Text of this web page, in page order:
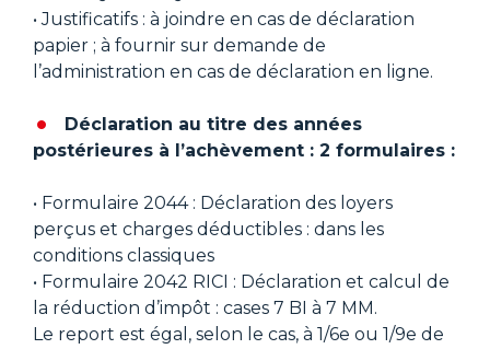
• Justificatifs : à joindre en cas de déclaration
papier ; à fournir sur demande de
l’administration en cas de déclaration en ligne.
Déclaration au titre des années
postérieures à l’achèvement : 2 formulaires :
• Formulaire 2044 : Déclaration des loyers
perçus et charges déductibles : dans les
conditions classiques
• Formulaire 2042 RICI : Déclaration et calcul de
la réduction d’impôt : cases 7 BI à 7 MM.
Le report est égal, selon le cas, à 1/6e ou 1/9e de